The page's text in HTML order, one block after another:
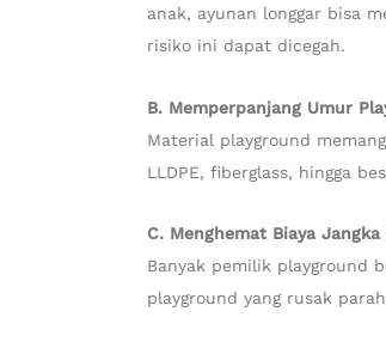
anak, ayunan longgar bisa
risiko ini dapat dicegah.
B. Memperpanjang Umur
Material playground
LLDPE, fiberglass, hingga
C. Menghemat Biaya Jangka
Banyak pemilik playground
playground yang rusak